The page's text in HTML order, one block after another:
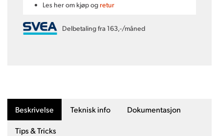
Les her om kjøp og retur
Delbetaling fra 163,-/måned
Beskrivelse Teknisk info Dokumentasjon
Tips & Tricks